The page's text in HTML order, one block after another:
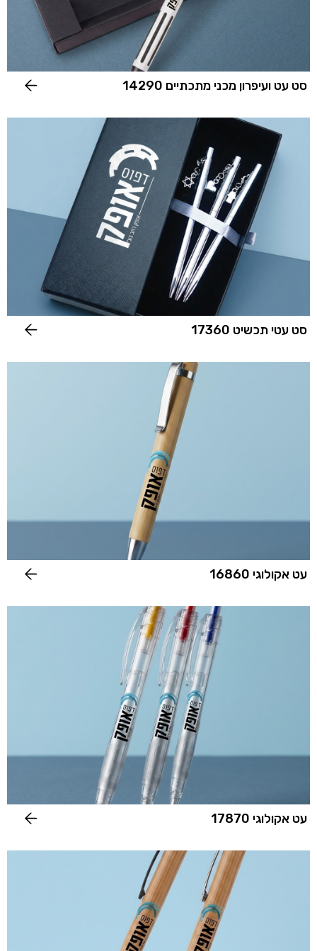
סט עט ועיפרון מכני מתכתיים 14290
סט עטי תכשיט 17360
עט אקולוגי 16860
עט אקולוגי 17870